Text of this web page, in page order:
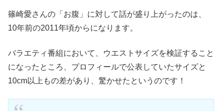
篠崎愛さんの「お腹」に対して話が盛り上がったのは、
10年前の2011年頃からになります。
バラエティ番組において、ウエストサイズを検証すること
になったところ、プロフィールで公表していたサイズと
10cm以上もの差があり、驚かせたというのです！